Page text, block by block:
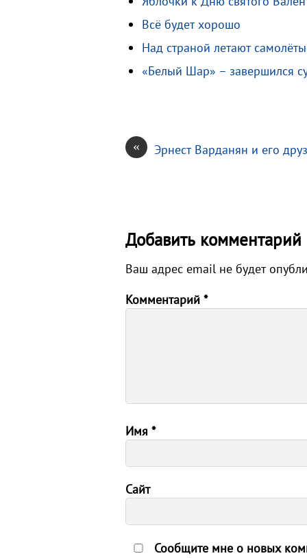
s
k
R
а
т
Всё будет хорошо
Над страной летают самолёты
«Белый Шар» – завершился
« Эрнест Варданян и его
Добавить комментарий
Ваш адрес email не будет
Комментарий *
Имя *
Сайт
Сообщите мне о новых